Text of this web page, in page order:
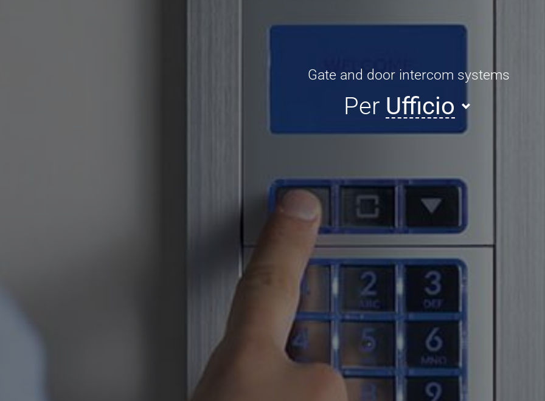
Gate and door intercom systems
Per Ufficio